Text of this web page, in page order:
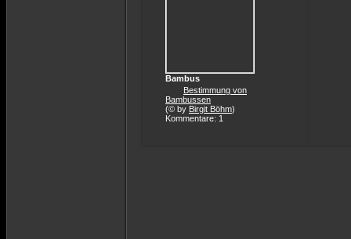
Bambus
Bestimmung von
Bambussen
(© by Birgit Böhm)
Kommentare: 1